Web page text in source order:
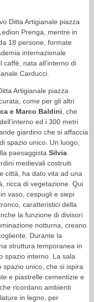
Ditta Artigianale piazza
Prenga, mentre in
18 persone, formate
internazionale
nata all’interno di
Carducci.
Artigianale piazza
come per gli altri
e Marco Baldini , che
ed i 300 metri
giardino che si affaccia
spazio unico. Un luogo,
paesaggista Silvia
medievali costruiti
città, ha dato vita ad una
ricca di vegetazione. Qui
vaso, cespugli e siepi
caratteristici della
la funzione di divisori
notturna, creano
Durante la
struttura temporanea in
spazio interno. La sala
unico, che si ispira
e piastrelle cementizie e
ricordano ambienti
in legno, per